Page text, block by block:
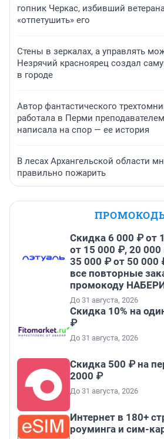
гопник Черкас, избивший
«отпетушить» его
Стены в зеркалах, а управлять
Незрячий красноярец создал
в городе
Автор фантастического
работала в Перми
написала на спор — ее история
В лесах Архангельской области
правильно пожарить
Скидка 6 000 ₽ от
от 15 000 ₽, 20
35 000 ₽ от 50 000
все повторные
промокоду
До 31 августа, 2026
Скидка 10% на
₽
До 31 августа, 2026
Скидка 500 ₽ на
2000 ₽
До 31 августа, 2026
Интернет в 180+
роуминга и сим-